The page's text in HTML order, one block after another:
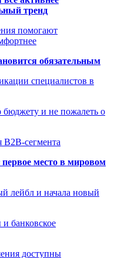
тренд
помогают
обязательным
специалистов в
бюджету и не пожалеть о
сегмента
место в мировом
лейбл и начала новый
банковское
доступны